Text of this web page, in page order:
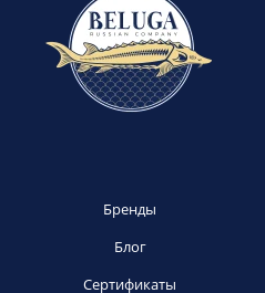
Бренды
Блог
Сертификаты